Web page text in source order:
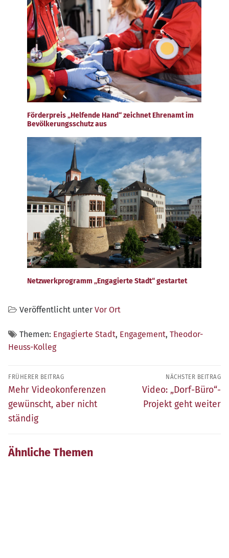
Förderpreis „Helfende Hand“ zeichnet Ehrenamt im
Bevölkerungsschutz aus
Netzwerkprogramm „Engagierte Stadt“ gestartet
Veröffentlicht unter Vor Ort
Themen: Engagierte Stadt, Engagement, Theodor-
Heuss-Kolleg
Beitragsnavigation
FRÜHERER BEITRAG
Früherer
Beitrag:
Mehr Videokonferenzen
gewünscht, aber nicht
ständig
NÄCHSTER BEITRAG
Nächster
Beitrag:
Video: „Dorf-Büro“-
Projekt geht weiter
Ähnliche Themen